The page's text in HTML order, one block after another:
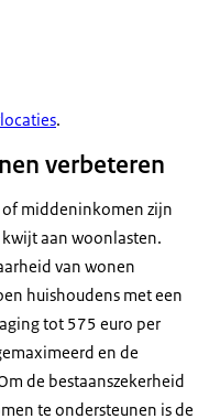
.
verbeteren
of middeninkomen zijn
aan woonlasten.
van wonen
huishoudens met een
tot 575 euro per
en de
de bestaanszekerheid
te ondersteunen is de